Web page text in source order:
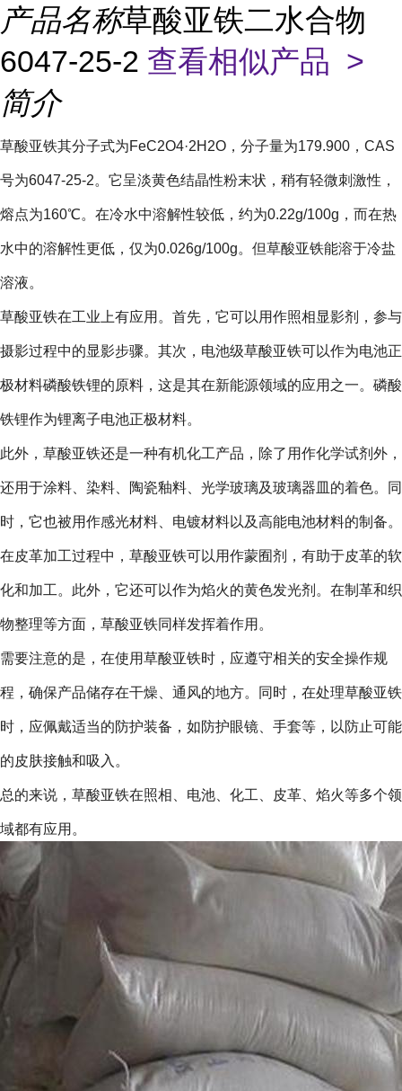
产品名称草酸亚铁二水合物
6047-25-2 查看相似产品 >
简介
草酸亚铁其分子式为FeC2O4·2H2O，分子量为179.900，CAS
号为6047-25-2。它呈淡黄色结晶性粉末状，稍有轻微刺激性，
熔点为160℃。在冷水中溶解性较低，约为0.22g/100g，而在热
水中的溶解性更低，仅为0.026g/100g。但草酸亚铁能溶于冷盐
溶液。
草酸亚铁在工业上有应用。首先，它可以用作照相显影剂，参与
摄影过程中的显影步骤。其次，电池级草酸亚铁可以作为电池正
极材料磷酸铁锂的原料，这是其在新能源领域的应用之一。磷酸
铁锂作为锂离子电池正极材料。
此外，草酸亚铁还是一种有机化工产品，除了用作化学试剂外，
还用于涂料、染料、陶瓷釉料、光学玻璃及玻璃器皿的着色。同
时，它也被用作感光材料、电镀材料以及高能电池材料的制备。
在皮革加工过程中，草酸亚铁可以用作蒙囿剂，有助于皮革的软
化和加工。此外，它还可以作为焰火的黄色发光剂。在制革和织
物整理等方面，草酸亚铁同样发挥着作用。
需要注意的是，在使用草酸亚铁时，应遵守相关的安全操作规
程，确保产品储存在干燥、通风的地方。同时，在处理草酸亚铁
时，应佩戴适当的防护装备，如防护眼镜、手套等，以防止可能
的皮肤接触和吸入。
总的来说，草酸亚铁在照相、电池、化工、皮革、焰火等多个领
域都有应用。